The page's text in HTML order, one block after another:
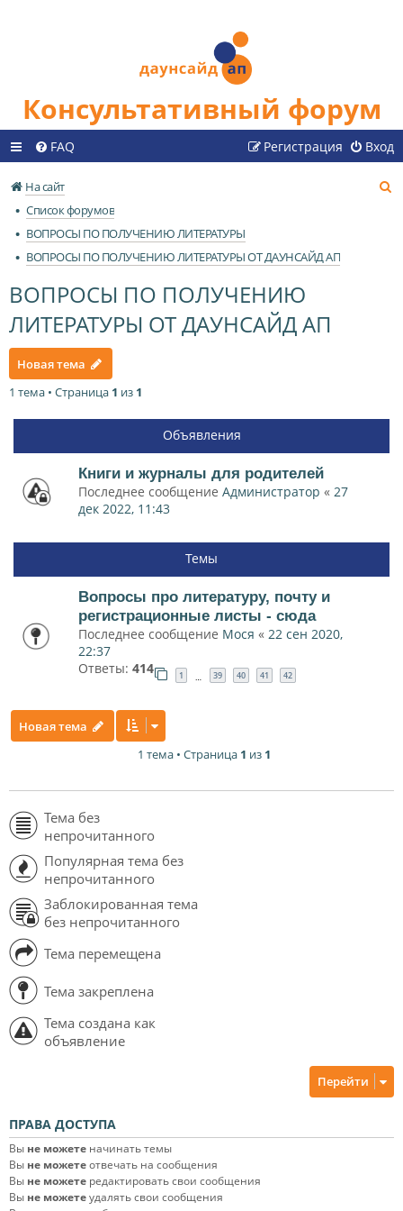
Консультативный форум
FAQ Вход
Регистрация
На сайт
Список форумов
ВОПРОСЫ ПО ПОЛУЧЕНИЮ ЛИТЕРАТУРЫ
ВОПРОСЫ ПО ПОЛУЧЕНИЮ ЛИТЕРАТУРЫ ОТ ДАУНСАЙД АП
ВОПРОСЫ ПО ПОЛУЧЕНИЮ
ЛИТЕРАТУРЫ ОТ ДАУНСАЙД АП
Новая тема
1 тема • Страница 1 из 1
Объявления
Книги и журналы для родителей
Последнее сообщение Администратор « 27
дек 2022, 11:43
Темы
Вопросы про литературу, почту и
регистрационные листы - сюда
Последнее сообщение Мося « 22 сен 2020,
22:37
Ответы: 414 1 … 39 40 41 42
Новая тема
1 тема • Страница 1 из 1
Тема без
непрочитанного
Популярная тема без
непрочитанного
Заблокированная тема
без непрочитанного
Тема перемещена
Тема закреплена
Тема создана как
объявление
Перейти
ПРАВА ДОСТУПА
Вы не можете начинать темы
Вы не можетеотвечать на сообщения
Вы не можете редактировать свои сообщения
Вы не можетеудалять свои сообщения